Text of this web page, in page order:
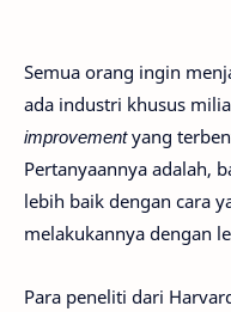
Semua orang ingin
ada industri khusus
improvementyang
Pertanyaannya adalah,
lebih baik dengan cara
melakukannya dengan
Para peneliti dari